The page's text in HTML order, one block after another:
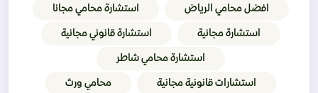
افضل محامي الرياض استشارة محامي مجانا
استشارة مجانية استشارة قانوني مجانية
استشارة محامي شاطر
استشارات قانونية مجانية محامي ورث